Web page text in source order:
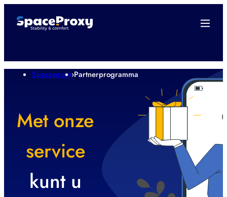
Spaceproxy›Partnerprogramma
Met onze
service
kunt u